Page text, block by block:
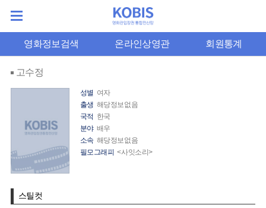
영화정보검색 온라인상영관 회원통계
고수정
성별 여자
출생 해당정보없음
국적 한국
분야 배우
소속 해당정보없음
필모그래피 <사잇소리>
스틸컷